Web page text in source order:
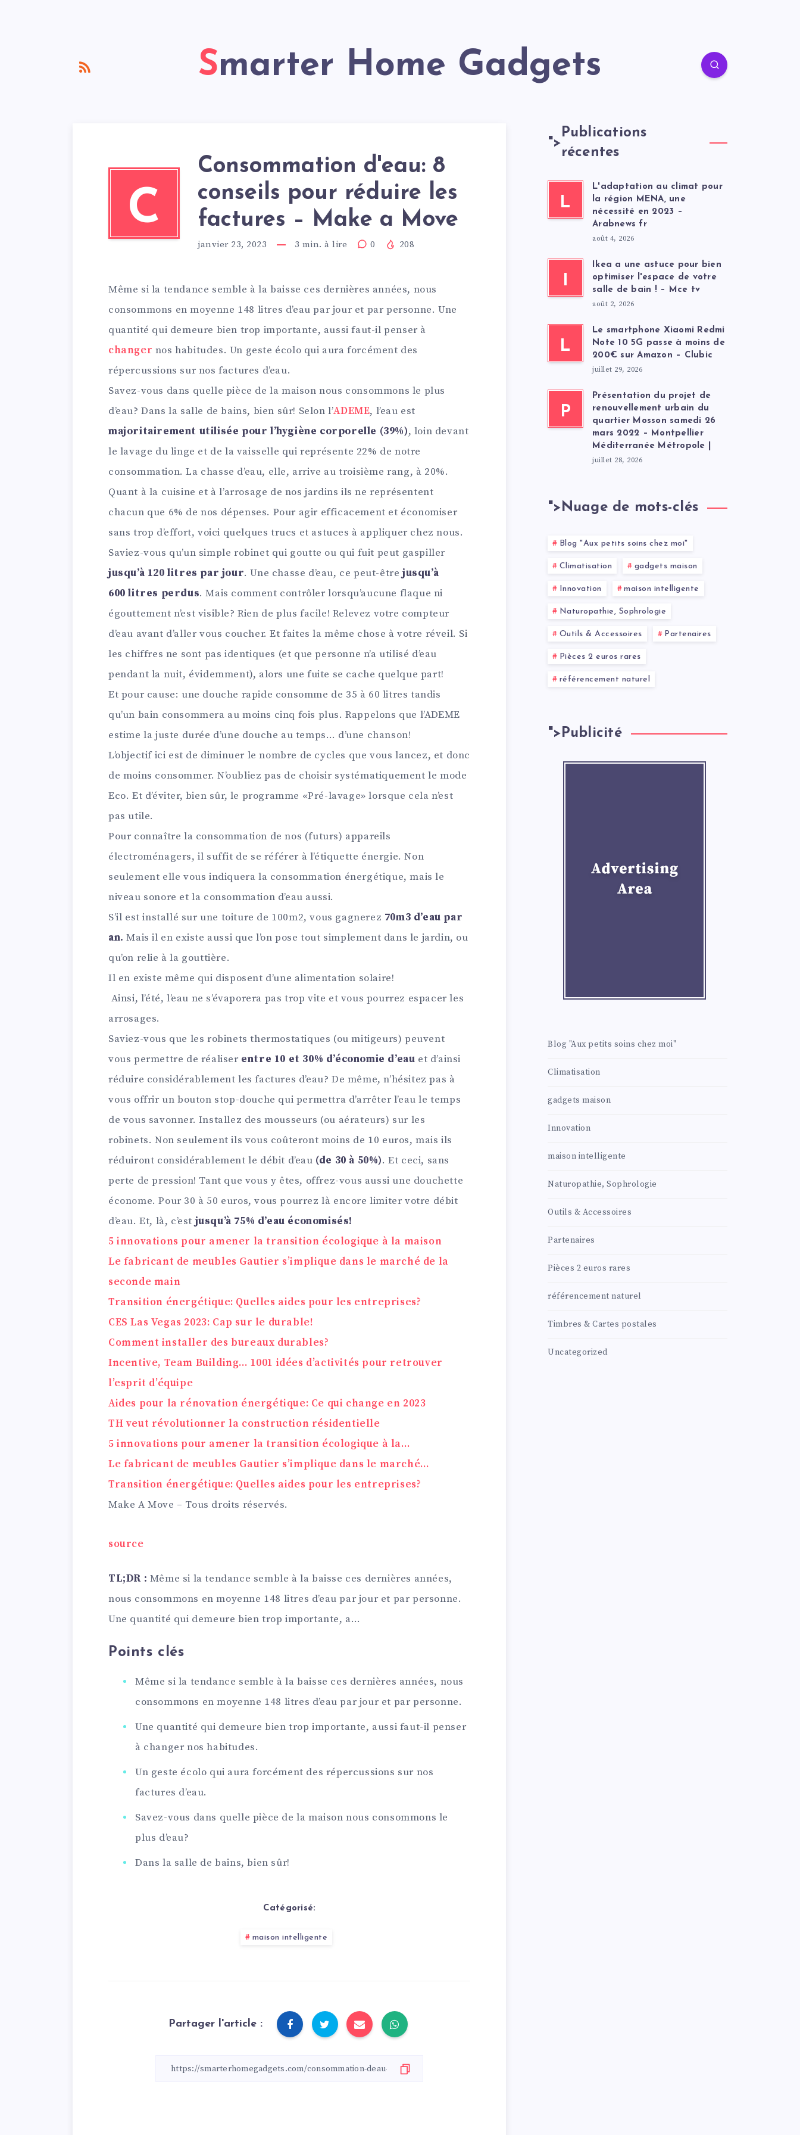
Smarter Home Gadgets
C
Consommation d'eau: 8
conseils pour réduire les
factures – Make a Move
janvier 23, 2023 3 min. à lire 0 208
Même si la tendance semble à la baisse ces dernières années, nous
consommons en moyenne 148 litres d’eau par jour et par personne. Une
quantité qui demeure bien trop importante, aussi faut-il penser à
changer nos habitudes. Un geste écolo qui aura forcément des
répercussions sur nos factures d’eau.
Savez-vous dans quelle pièce de la maison nous consommons le plus
d’eau? Dans la salle de bains, bien sûr! Selon l’ADEME, l’eau est
majoritairement utilisée pour l’hygiène corporelle (39%), loin devant
le lavage du linge et de la vaisselle qui représente 22% de notre
consommation. La chasse d’eau, elle, arrive au troisième rang, à 20%.
Quant à la cuisine et à l’arrosage de nos jardins ils ne représentent
chacun que 6% de nos dépenses. Pour agir efficacement et économiser
sans trop d’effort, voici quelques trucs et astuces à appliquer chez nous.
Saviez-vous qu’un simple robinet qui goutte ou qui fuit peut gaspiller
jusqu’à 120 litres par jour. Une chasse d’eau, ce peut-être jusqu’à
600 litres perdus. Mais comment contrôler lorsqu’aucune flaque ni
égouttement n’est visible? Rien de plus facile! Relevez votre compteur
d’eau avant d’aller vous coucher. Et faites la même chose à votre réveil. Si
les chiffres ne sont pas identiques (et que personne n’a utilisé d’eau
pendant la nuit, évidemment), alors une fuite se cache quelque part!
Et pour cause: une douche rapide consomme de 35 à 60 litres tandis
qu’un bain consommera au moins cinq fois plus. Rappelons que l’ADEME
estime la juste durée d’une douche au temps… d’une chanson!
L’objectif ici est de diminuer le nombre de cycles que vous lancez, et donc
de moins consommer. N’oubliez pas de choisir systématiquement le mode
Eco. Et d’éviter, bien sûr, le programme «Pré-lavage» lorsque cela n’est
pas utile.
Pour connaître la consommation de nos (futurs) appareils
électroménagers, il suffit de se référer à l’étiquette énergie. Non
seulement elle vous indiquera la consommation énergétique, mais le
niveau sonore et la consommation d’eau aussi.
S’il est installé sur une toiture de 100m2, vous gagnerez 70m3 d’eau par
an. Mais il en existe aussi que l’on pose tout simplement dans le jardin, ou
qu’on relie à la gouttière.
Il en existe même qui disposent d’une alimentation solaire!
Ainsi, l’été, l’eau ne s’évaporera pas trop vite et vous pourrez espacer les
arrosages.
Saviez-vous que les robinets thermostatiques (ou mitigeurs) peuvent
vous permettre de réaliser entre 10 et 30% d’économie d’eau et d’ainsi
réduire considérablement les factures d’eau? De même, n’hésitez pas à
vous offrir un bouton stop-douche qui permettra d’arrêter l’eau le temps
de vous savonner. Installez des mousseurs (ou aérateurs) sur les
robinets. Non seulement ils vous coûteront moins de 10 euros, mais ils
réduiront considérablement le débit d’eau (de 30 à 50%). Et ceci, sans
perte de pression! Tant que vous y êtes, offrez-vous aussi une douchette
économe. Pour 30 à 50 euros, vous pourrez là encore limiter votre débit
d’eau. Et, là, c’est jusqu’à 75% d’eau économisés!
5 innovations pour amener la transition écologique à la maison
Le fabricant de meubles Gautier s’implique dans le marché de la
seconde main
Transition énergétique: Quelles aides pour les entreprises?
CES Las Vegas 2023: Cap sur le durable!
Comment installer des bureaux durables?
Incentive, Team Building… 1001 idées d’activités pour retrouver
l’esprit d’équipe
Aides pour la rénovation énergétique: Ce qui change en 2023
TH veut révolutionner la construction résidentielle
5 innovations pour amener la transition écologique à la…
Le fabricant de meubles Gautier s’implique dans le marché…
Transition énergétique: Quelles aides pour les entreprises?
Make A Move – Tous droits réservés.
source
TL;DR : Même si la tendance semble à la baisse ces dernières années,
nous consommons en moyenne 148 litres d’eau par jour et par personne.
Une quantité qui demeure bien trop importante, a…
Points clés
Même si la tendance semble à la baisse ces dernières années, nous
consommons en moyenne 148 litres d’eau par jour et par personne.
Une quantité qui demeure bien trop importante, aussi faut-il penser
à changer nos habitudes.
Un geste écolo qui aura forcément des répercussions sur nos
factures d’eau.
Savez-vous dans quelle pièce de la maison nous consommons le
plus d’eau?
Dans la salle de bains, bien sûr!
Catégorisé:
maison intelligente
Partager l'article :
">
Publications
récentes
L
L'adaptation au climat pour
la région MENA, une
nécessité en 2023 –
Arabnews fr
août 4, 2026
I
Ikea a une astuce pour bien
optimiser l'espace de votre
salle de bain ! – Mce tv
août 2, 2026
L
Le smartphone Xiaomi Redmi
Note 10 5G passe à moins de
200€ sur Amazon – Clubic
juillet 29, 2026
P
Présentation du projet de
renouvellement urbain du
quartier Mosson samedi 26
mars 2022 – Montpellier
Méditerranée Métropole |
juillet 28, 2026
">Nuage de mots-clés
Blog "Aux petits soins chez moi"
Climatisation gadgets maison
Innovation maison intelligente
Naturopathie, Sophrologie
Outils & Accessoires Partenaires
Pièces 2 euros rares
référencement naturel
">Publicité
Blog "Aux petits soins chez moi"
Climatisation
gadgets maison
Innovation
maison intelligente
Naturopathie, Sophrologie
Outils & Accessoires
Partenaires
Pièces 2 euros rares
référencement naturel
Timbres & Cartes postales
Uncategorized